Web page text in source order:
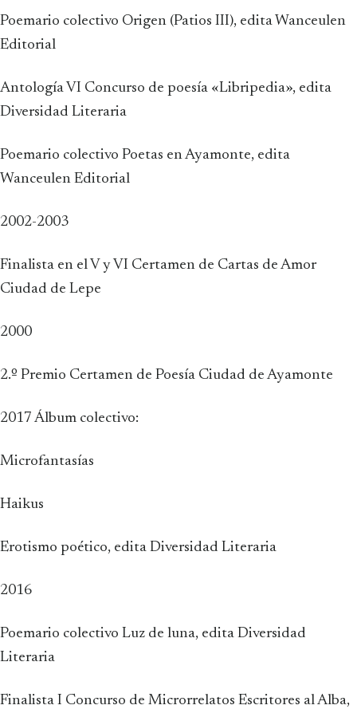
Poemario colectivo Origen (Patios III), edita Wanceulen
Editorial
Antología VI Concurso de poesía «Libripedia», edita
Diversidad Literaria
Poemario colectivo Poetas en Ayamonte, edita
Wanceulen Editorial
2002-2003
Finalista en el V y VI Certamen de Cartas de Amor
Ciudad de Lepe
2000
2.º Premio Certamen de Poesía Ciudad de Ayamonte
2017 Álbum colectivo:
Microfantasías
Haikus
Erotismo poético, edita Diversidad Literaria
2016
Poemario colectivo Luz de luna, edita Diversidad
Literaria
Finalista I Concurso de Microrrelatos Escritores al Alba,